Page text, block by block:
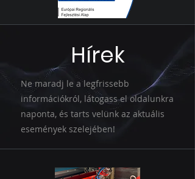
Hírek
Ne maradj le a legfrissebb
információkról, látogass el oldalunkra
naponta, és tarts velünk az aktuális
események szelejében!